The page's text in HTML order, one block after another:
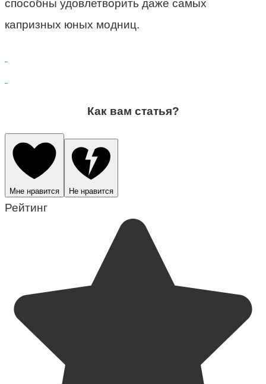
способны удовлетворить даже самых
капризных юных модниц.
Как вам статья?
Мне нравится Не нравится
Рейтинг